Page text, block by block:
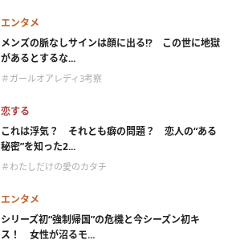
エンタメ
メンズの脈なしサインは顔に出る!? この世に地獄
があるとするな...
＃ガールオアレディ3考察
恋する
これは浮気？ それとも癖の問題？ 恋人の“ある
秘密”を知った2...
＃わたしだけの愛のカタチ
エンタメ
シリーズ初“強制帰国”の危機と今シーズン初キ
ス！ 女性が沼るモ...